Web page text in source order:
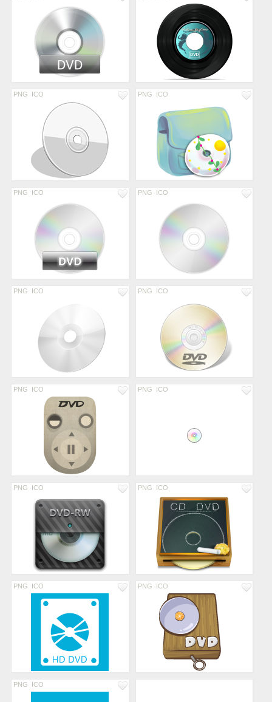
PNG ICO PNG ICO
PNG ICO PNG ICO
PNG ICO PNG ICO
PNG ICO PNG ICO
PNG ICO PNG ICO
PNG ICO PNG ICO
PNG ICO